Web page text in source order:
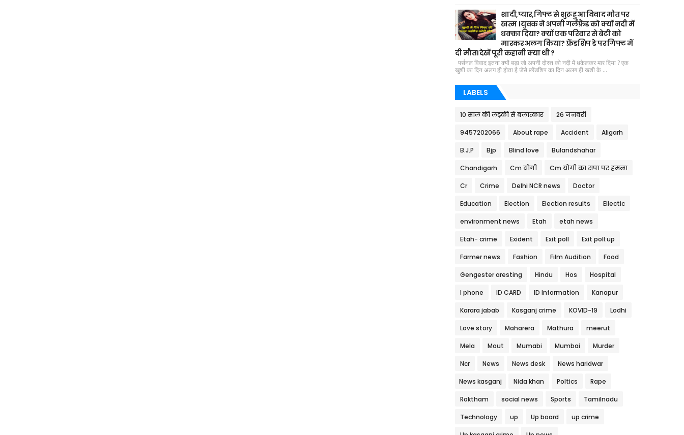
शादी,प्यार,गिफ्ट से शुरू हुआ विवाद मौत पर
खत्म । युवक ने अपनी गर्लफ्रैंड को क्यों नदी में
धक्का दिया? क्यों एक परिवार से बेटी को
मारकर अलग किया? फ़्रेंडशिप डे पर गिफ्ट में
दी मौत। देखें पूरी कहानी क्या थी ?
पर्सनल विवाद इतना क्यों बड़ा जो अपनी दोस्त को नदी में धकेलकर मार दिया ? एक
खुशी का दिन अलग ही होता है जैसे फ़्रेंडशिप का दिन अलग ही खशी के ...
LABELS
10 साल की लड़की से बलात्कार 26 जनवरी
9457202066 About rape Accident Aligarh
B.J.P Bjp Blind love Bulandshahar
Chandigarh Cm योगी Cm योगी का सपा पर हमला
Cr Crime Delhi NCR news Doctor
Education Election Election results Ellectic
environment news Etah etah news
Etah- crime Exident Exit poll Exit poll:up
Farmer news Fashion Film Audition Food
Gengester aresting Hindu Hos Hospital
I phone ID CARD ID Information Kanapur
Karara jabab Kasganj crime KOVID-19 Lodhi
Love story Maharera Mathura meerut
Mela Mout Mumabi Mumbai Murder
Ncr News News desk News haridwar
News kasganj Nida khan Poltics Rape
Roktham social news Sports Tamilnadu
Technology up Up board up crime